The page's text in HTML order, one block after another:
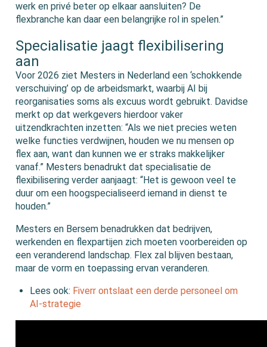
werk en privé beter op elkaar aansluiten? De
flexbranche kan daar een belangrijke rol in spelen.”
Specialisatie jaagt flexibilisering
aan
Voor 2026 ziet Mesters in Nederland een ‘schokkende
verschuiving’ op de arbeidsmarkt, waarbij AI bij
reorganisaties soms als excuus wordt gebruikt. Davidse
merkt op dat werkgevers hierdoor vaker
uitzendkrachten inzetten: “Als we niet precies weten
welke functies verdwijnen, houden we nu mensen op
flex aan, want dan kunnen we er straks makkelijker
vanaf.” Mesters benadrukt dat specialisatie de
flexibilisering verder aanjaagt: “Het is gewoon veel te
duur om een hoogspecialiseerd iemand in dienst te
houden.”
Mesters en Bersem benadrukken dat bedrijven,
werkenden en flexpartijen zich moeten voorbereiden op
een veranderend landschap. Flex zal blijven bestaan,
maar de vorm en toepassing ervan veranderen.
Lees ook: Fiverr ontslaat een derde personeel om
AI-strategie